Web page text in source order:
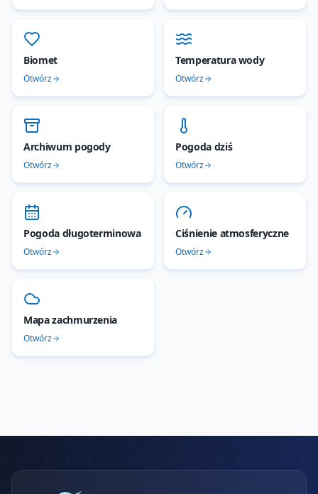
Biomet
Otwórz
Temperatura wody
Otwórz
Archiwum pogody
Otwórz
Pogoda dziś
Otwórz
Pogoda długoterminowa
Otwórz
Ciśnienie atmosferyczne
Otwórz
Mapa zachmurzenia
Otwórz